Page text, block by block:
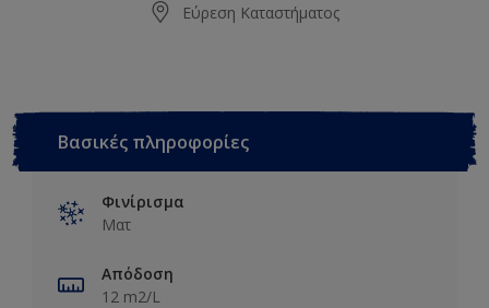
Εύρεση Καταστήματος
Βασικές πληροφορίες
Φινίρισμα
Ματ
Απόδοση
12 m2/L